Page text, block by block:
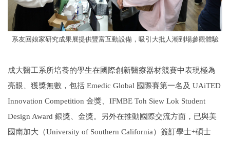
系友回娘家研究成果展提供豐富互動設備，吸引大批人潮到場參觀體驗
成大醫工系所培養的學生在國際創新醫療器材競賽中表現極為
亮眼、獲獎無數，包括 Emedic Global 國際賽第一名及 UAiTED
Innovation Competition 金獎、IFMBE Toh Siew Lok Student
Design Award 銀獎、金獎。另外在推動國際交流方面，已與美
國南加大（University of Southern California）簽訂學士+碩士